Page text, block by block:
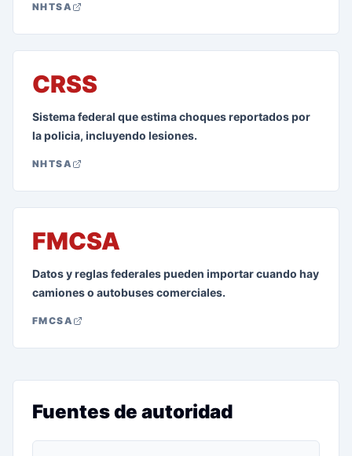
NHTSA
CRSS
Sistema federal que estima choques reportados por
la policia, incluyendo lesiones.
NHTSA
FMCSA
Datos y reglas federales pueden importar cuando hay
camiones o autobuses comerciales.
FMCSA
Fuentes de autoridad